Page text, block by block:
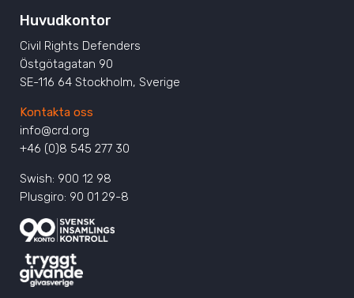
Huvudkontor
Civil Rights Defenders
Östgötagatan 90
SE-116 64 Stockholm, Sverige
Kontakta oss
info@crd.org
+46 (0)8 545 277 30
Swish: 900 12 98
Plusgiro: 90 01 29-8